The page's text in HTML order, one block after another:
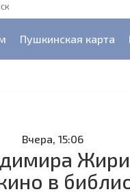
Пушкинская карта
Вчера, 15:06
в